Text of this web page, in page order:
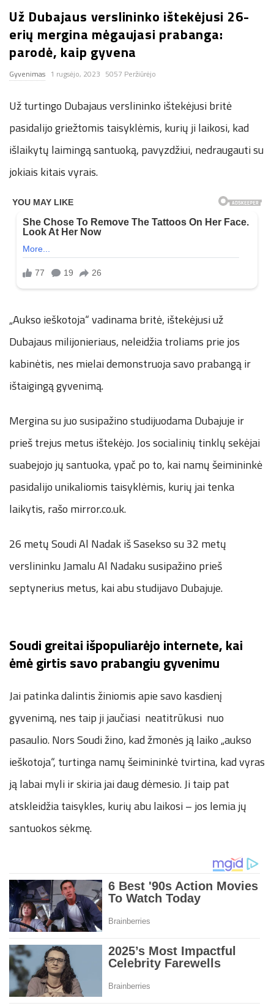
n
.
n
e
t
Už Dubajaus verslininko ištekėjusi 26-
erių mergina mėgaujasi prabanga:
parodė, kaip gyvena
Gyvenimas 1 rugsėjo, 2023 5057 Peržiūrėjo
Už turtingo Dubajaus verslininko ištekėjusi britė
pasidalijo griežtomis taisyklėmis, kurių ji laikosi, kad
išlaikytų laimingą santuoką, pavyzdžiui, nedraugauti su
jokiais kitais vyrais.
„Aukso ieškotoja“ vadinama britė, ištekėjusi už
Dubajaus milijonieriaus, neleidžia troliams prie jos
kabinėtis, nes mielai demonstruoja savo prabangą ir
ištaigingą gyvenimą.
Mergina su juo susipažino studijuodama Dubajuje ir
prieš trejus metus ištekėjo. Jos socialinių tinklų sekėjai
suabejojo jų santuoka, ypač po to, kai namų šeimininkė
pasidalijo unikaliomis taisyklėmis, kurių jai tenka
laikytis, rašo mirror.co.uk.
26 metų Soudi Al Nadak iš Sasekso su 32 metų
verslininku Jamalu Al Nadaku susipažino prieš
septynerius metus, kai abu studijavo Dubajuje.
Soudi greitai išpopuliarėjo internete, kai
ėmė girtis savo prabangiu gyvenimu
Jai patinka dalintis žiniomis apie savo kasdienį
gyvenimą, nes taip ji jaučiasi neatitrūkusi nuo
pasaulio. Nors Soudi žino, kad žmonės ją laiko „aukso
ieškotoja“, turtinga namų šeimininkė tvirtina, kad vyras
ją labai myli ir skiria jai daug dėmesio. Ji taip pat
atskleidžia taisykles, kurių abu laikosi – jos lemia jų
santuokos sėkmę.